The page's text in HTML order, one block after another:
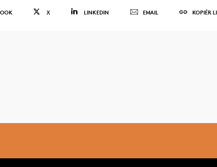
X LINKEDIN EMAIL KOPIÉR